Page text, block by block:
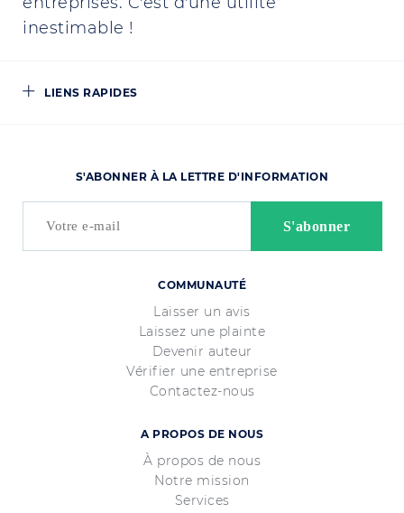
inestimable !
LIENS RAPIDES
COMMUNAUTÉ
Laisser un avis
Laissez une plainte
Devenir auteur
Vérifier une entreprise
Contactez-nous
A PROPOS DE NOUS
À propos de nous
Notre mission
Services
S'ABONNER À LA LETTRE D'INFORMATION